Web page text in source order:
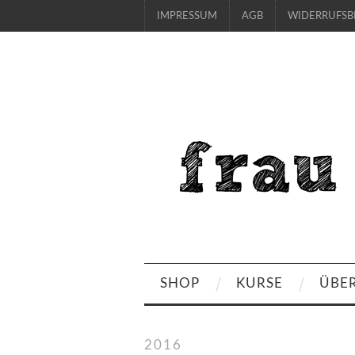
IMPRESSUM AGB
SHOP KURSE
2016